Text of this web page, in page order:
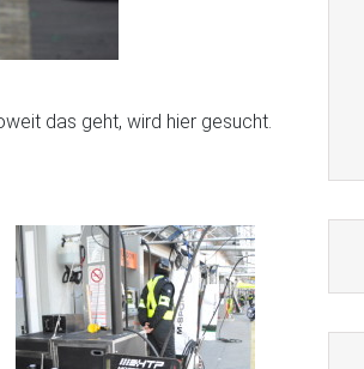
das geht, wird hier gesucht.